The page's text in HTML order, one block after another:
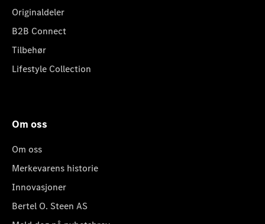
Originaldeler
B2B Connect
Tilbehør
Lifestyle Collection
Om oss
Om oss
Merkevarens historie
Innovasjoner
Bertel O. Steen AS